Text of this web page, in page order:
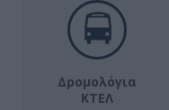
Δρομολόγια
ΚΤΕΛ